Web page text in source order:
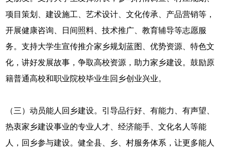
项目策划、建设施工、艺术设计、文化传承、产品营销等，
开展健康咨询、日间照料、技术推广、教育辅导等志愿服
务。支持大学生宣传推介家乡规划蓝图、优势资源、特色文
化，讲好发展故事，争取高校资源，助力家乡建设。鼓励原
籍普通高校和职业院校毕业生回乡创业兴业。
（三）动员能人回乡建设。引导品行好、有能力、有声望、
热衷家乡建设事业的专业人才、经济能手、文化名人等能
人，回乡参与建设。健全县、乡、村服务体系，让更多能人